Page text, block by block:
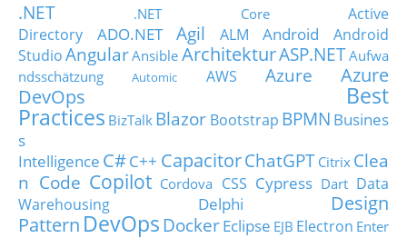
.NET .NET Core
Active
Directory
ADO.NET Agil ALM Android
Android
StudioAngularAnsible ArchitekturASP.NETAufwa
ndsschätzung
Automic AWS Azure
Azure
DevOps
Best
Practices BizTalk Blazor Bootstrap BPMN Busines
s
Intelligence C#C++ CapacitorChatGPT Citrix Clea
n Code Copilot Cordova CSS Cypress Dart Data
Warehousing
Delphi
Design
Pattern DevOps DockerEclipse EJB Electron Enter